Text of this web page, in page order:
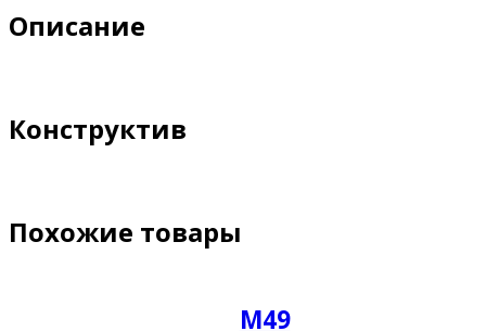
Описание
Конструктив
Похожие товары
М49